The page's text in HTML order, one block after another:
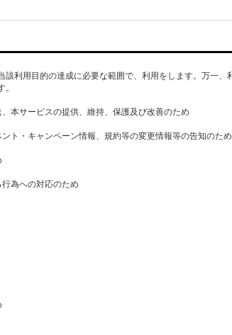
利用目的の達成に必要な範囲で、利用をします。万一、
本サービスの提供、維持、保護及び改善のため
ト・キャンペーン情報、規約等の変更情報等の告知のため
為への対応のため